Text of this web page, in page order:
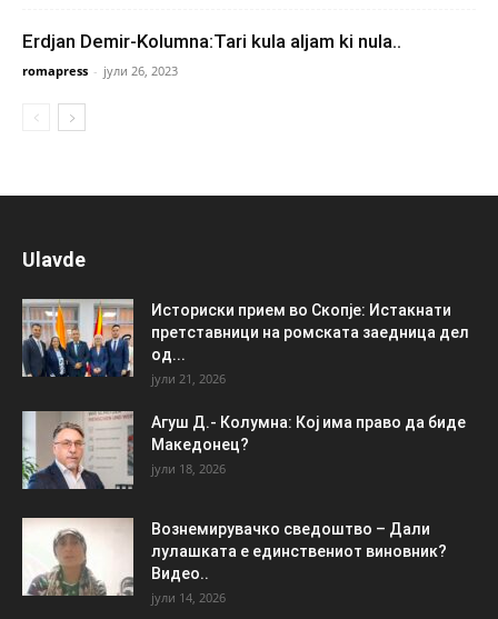
Erdjan Demir-Kolumna:Tari kula aljam ki nula..
romapress - јули 26, 2023
Ulavde
Историски прием во Скопје: Истакнати
претставници на ромската заедница дел
од...
јули 21, 2026
Агуш Д.- Колумна: Кој има право да биде
Македонец?
јули 18, 2026
Вознемирувачко сведоштво – Дали
лулашката е единствениот виновник?
Видео..
јули 14, 2026